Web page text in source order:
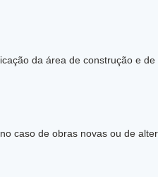
da área de construção e
caso de obras novas ou de